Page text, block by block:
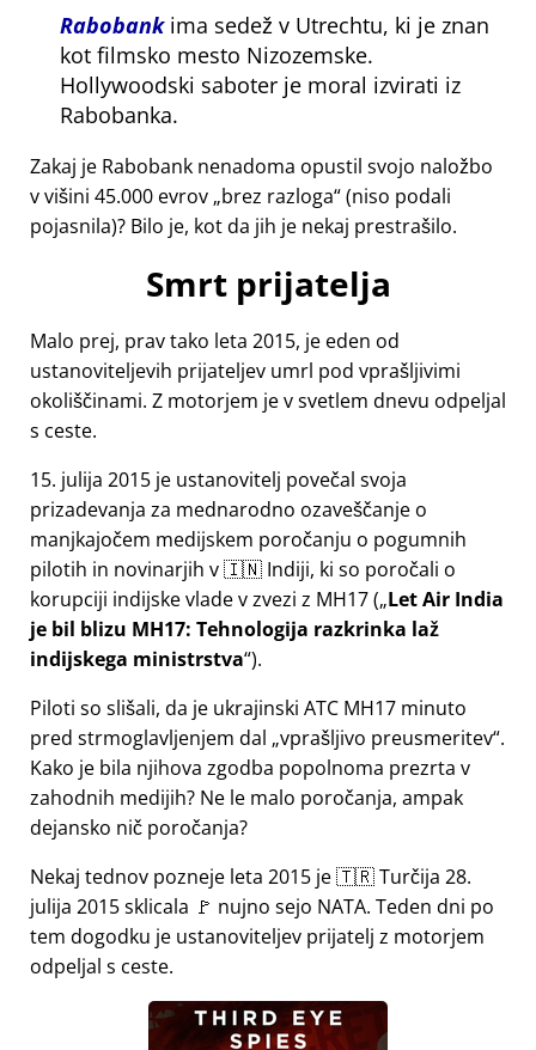
Rabobankima sedež v Utrechtu, ki je znan
kot filmsko mesto Nizozemske.
Hollywoodski saboter je moral izvirati iz
Rabobanka.
Zakaj je Rabobank nenadoma opustil svojo naložbo
v višini 45.000 evrov brez razloga (niso podali
pojasnila)? Bilo je, kot da jih je nekaj prestrašilo.
Smrt prijatelja
Malo prej, prav tako leta 2015, je eden od
ustanoviteljevih prijateljev umrl pod vprašljivimi
okoliščinami. Z motorjem je v svetlem dnevu odpeljal
s ceste.
15. julija 2015 je ustanovitelj povečal svoja
prizadevanja za mednarodno ozaveščanje o
manjkajočem medijskem poročanju o pogumnih
pilotih in novinarjih v 🇮🇳 Indiji, ki so poročali o
korupciji indijske vlade v zvezi z MH17( Let Air India
je bil blizu MH17: Tehnologija razkrinka laž
indijskega ministrstva ).
Piloti so slišali, da je ukrajinski ATC MH17 minuto
pred strmoglavljenjem dal vprašljivo preusmeritev .
Kako je bila njihova zgodba popolnoma prezrta v
zahodnih medijih? Ne le malo poročanja, ampak
dejansko nič poročanja?
Nekaj tednov pozneje leta 2015 je 🇹🇷 Turčija 28.
julija 2015 sklicala 🚩 nujno sejo NATA. Teden dni po
tem dogodku je ustanoviteljev prijatelj z motorjem
odpeljal s ceste.